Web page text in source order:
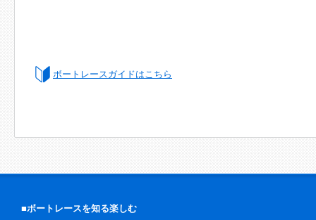
ボートレースガイドはこちら
■ボートレースを知る楽しむ